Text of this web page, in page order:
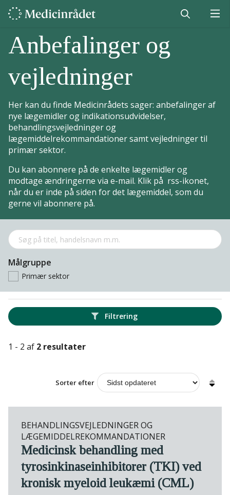
Anbefalinger og
vejledninger
Her kan du finde Medicinrådets sager: anbefalinger af
nye lægemidler og indikationsudvidelser,
behandlingsvejledninger og
lægemiddelrekommandationer samt vejledninger til
primær sektor.
Du kan abonnere på de enkelte lægemidler og
modtage ændringerne via e-mail. Klik på rss-ikonet,
når du er inde på siden for det lægemiddel, som du
gerne vil abonnere på.
Målgruppe
Primær sektor
Filtrering
1 - 2 af 2 resultater
Sorter efter
BEHANDLINGSVEJLEDNINGER OG
LÆGEMIDDELREKOMMANDATIONER
Medicinsk behandling med
tyrosinkinaseinhibitorer (TKI) ved
kronisk myeloid leukæmi (CML)